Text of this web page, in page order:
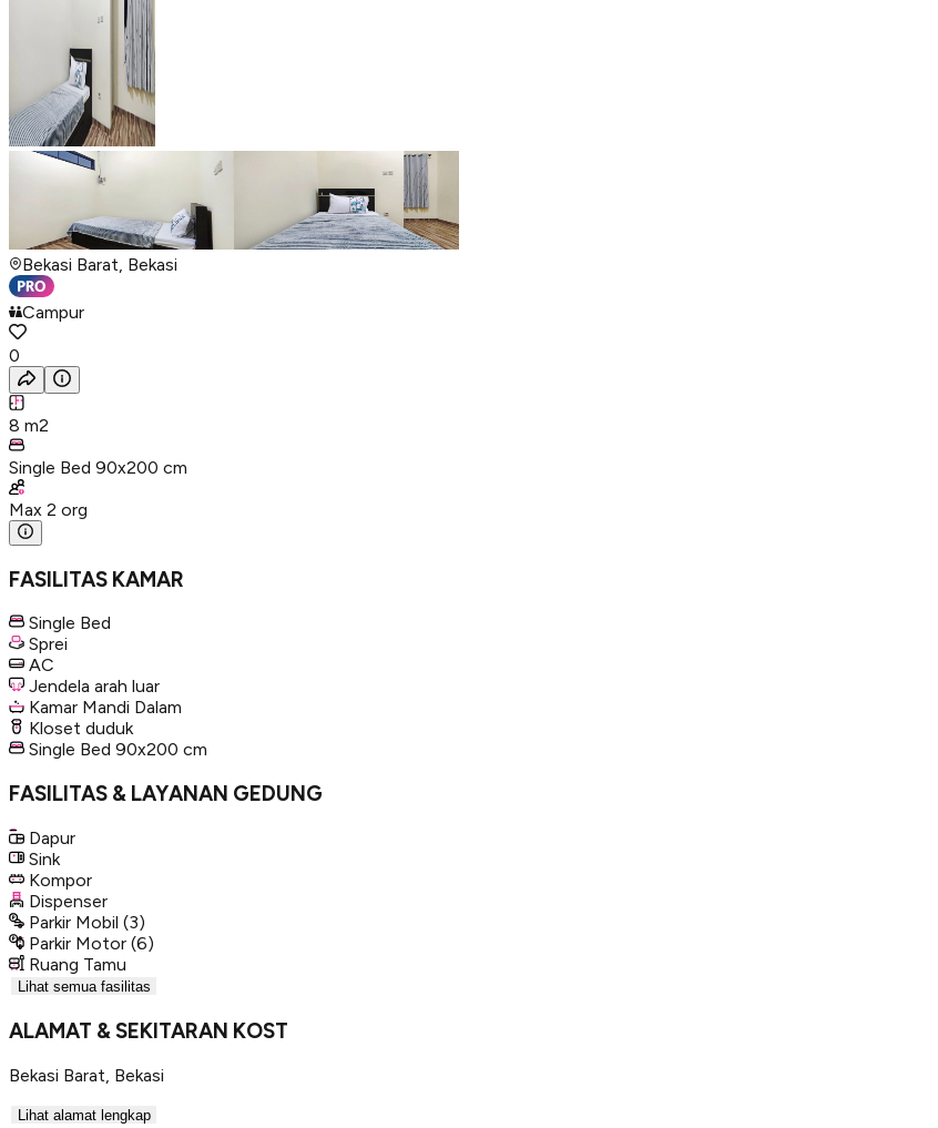
Bekasi Barat, Bekasi
Campur
0
8 m2
Single Bed 90x200 cm
Max 2 org
FASILITAS KAMAR
Single Bed
Sprei
AC
Jendela arah luar
Kamar Mandi Dalam
Kloset duduk
Single Bed 90x200 cm
FASILITAS & LAYANAN GEDUNG
Dapur
Sink
Kompor
Dispenser
Parkir Mobil (3)
Parkir Motor (6)
Ruang Tamu
Lihat semua fasilitas
ALAMAT & SEKITARAN KOST
Bekasi Barat Bekasi
Lihat alamat lengkap